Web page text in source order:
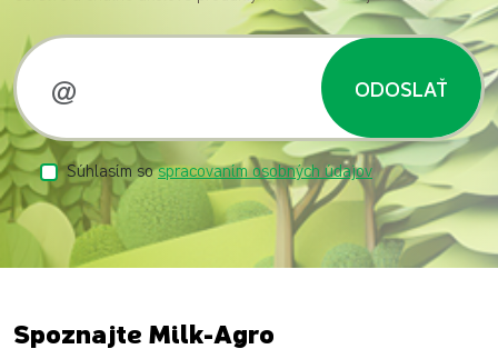
ODOSLAŤ
Súhlasím sospracovaním osobných údajov
Spoznajte Milk-Agro